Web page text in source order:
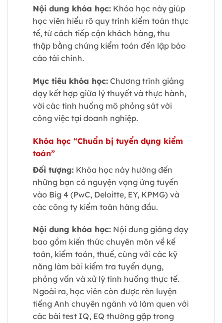
Nội dung khóa học: Khóa học này giúp
học viên hiểu rõ quy trình kiểm toán thực
tế, từ cách tiếp cận khách hàng, thu
thập bằng chứng kiểm toán đến lập báo
cáo tài chính.
Mục tiêu khóa học: Chương trình giảng
dạy kết hợp giữa lý thuyết và thực hành,
với các tình huống mô phỏng sát với
công việc tại doanh nghiệp.
Khóa học “Chuẩn bị tuyển dụng kiểm
toán”
Đối tượng: Khóa học này hướng đến
những bạn có nguyện vọng ứng tuyển
vào Big 4 (PwC, Deloitte, EY, KPMG) và
các công ty kiểm toán hàng đầu.
Nội dung khóa học: Nội dung giảng dạy
bao gồm kiến thức chuyên môn về kế
toán, kiểm toán, thuế, cùng với các kỹ
năng làm bài kiểm tra tuyển dụng,
phỏng vấn và xử lý tình huống thực tế.
Ngoài ra, học viên còn được rèn luyện
tiếng Anh chuyên ngành và làm quen với
các bài test IQ, EQ thường gặp trong